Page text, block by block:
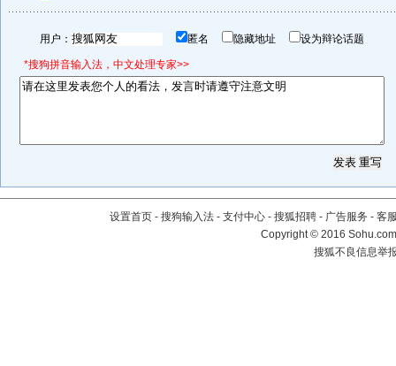
用户： 匿名 隐藏地址 设为辩论话题
*搜狗拼音输入法，中文处理专家>>
设置首页 - 搜狗输入法 - 支付中心 - 搜狐招聘 - 广告服务 - 客
Copyright©2016
搜狐不良信息举